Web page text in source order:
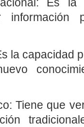
información
la capacidad
Tiene que